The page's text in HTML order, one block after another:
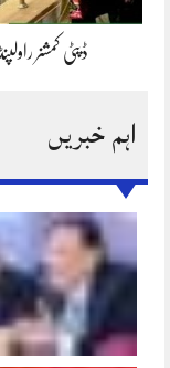
ڈپٹی کمشنر
اہم خبریں